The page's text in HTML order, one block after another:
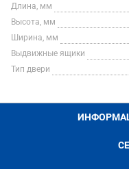
Длина, мм
Высота, мм
Ширина, мм
Выдвижные ящики
Тип двери